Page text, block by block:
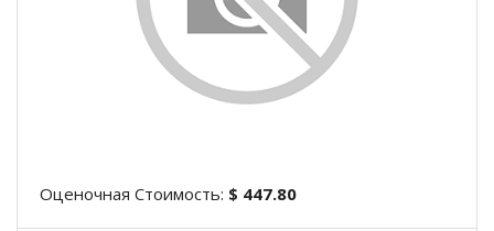
Оценочная Стоимость: $ 447.80